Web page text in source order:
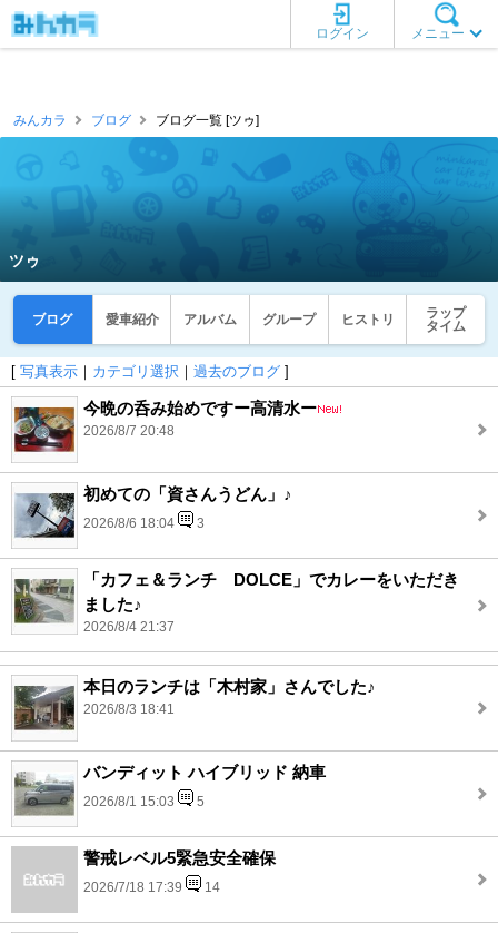
メニュー
ログイン
みんカラ ブログ ブログ一覧 [ツゥ]
ツゥ
ブログ 愛車紹介 アルバム グループ ヒストリ
ラップ
タイム
[ 写真表示 ｜ カテゴリ選択 ｜ 過去のブログ ]
今晩の呑み始めですー高清水ー
2026/8/7 20:48
初めての「資さんうどん」♪
2026/8/6 18:04 3
「カフェ＆ランチ DOLCE」でカレーをいただき
ました♪
2026/8/4 21:37
本日のランチは「木村家」さんでした♪
2026/8/3 18:41
バンディット ハイブリッド 納車
2026/8/1 15:03 5
警戒レベル5緊急安全確保
2026/7/18 17:39 14